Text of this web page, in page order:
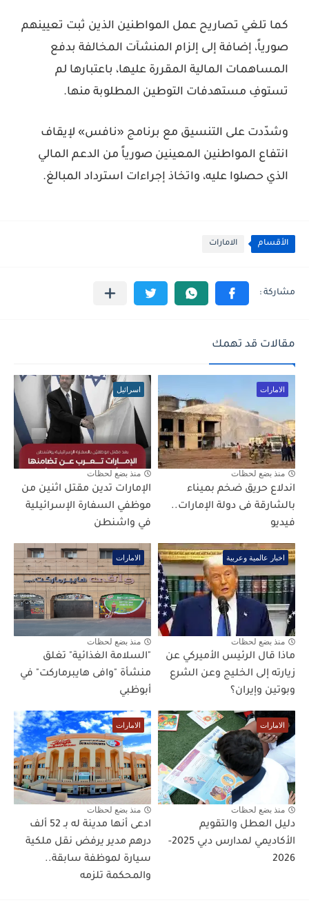
كما تلغي تصاريح عمل المواطنين الذين ثبت تعيينهم
صورياً، إضافة إلى إلزام المنشآت المخالفة بدفع
المساهمات المالية المقررة عليها، باعتبارها لم
تستوفِ مستهدفات التوطين المطلوبة منها.
وشدّدت على التنسيق مع برنامج «نافس» لإيقاف
انتفاع المواطنين المعينين صورياً من الدعم المالي
الذي حصلوا عليه، واتخاذ إجراءات استرداد المبالغ.
الأقسام الامارات
مقالات قد تهمك
الامارات
منذ بضع لحظات
اندلاع حريق ضخم بميناء
بالشارقة فى دولة الإمارات..
فيديو
اسرائيل
منذ بضع لحظات
الإمارات تدين مقتل اثنين من
موظفي السفارة الإسرائيلية
في واشنطن
اخبار عالمية وعربية
منذ بضع لحظات
ماذا قال الرئيس الأميركي عن
زيارته إلى الخليج وعن الشرع
وبوتين وإيران؟
الامارات
منذ بضع لحظات
"السلامة الغذائية" تغلق
منشأة "وافى هايبرماركت" في
أبوظبي
الامارات
منذ بضع لحظات
دليل العطل والتقويم
الأكاديمي لمدارس دبي 2025-
2026
الامارات
منذ بضع لحظات
ادعى أنها مدينة له بـ 52 ألف
درهم مدير يرفض نقل ملكية
سيارة لموظفة سابقة..
والمحكمة تلزمه